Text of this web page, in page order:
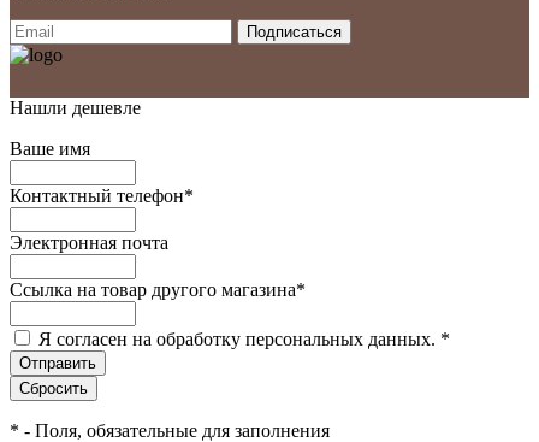
Нашли дешевле
Ваше имя
Контактный телефон*
Электронная почта
Ссылка на товар другого магазина*
Я согласен на обработку персональных данных. *
* - Поля, обязательные для заполнения